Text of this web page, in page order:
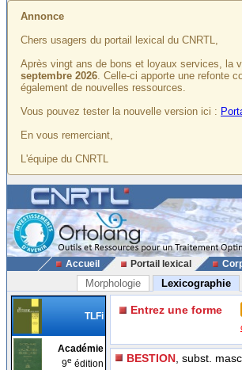
Annonce
Chers usagers du portail lexical du CNRTL,
Après vingt ans de bons et loyaux services, la
septembre 2026. Celle-ci apporte une refonte
également de nouvelles ressources.
Vous pouvez tester la nouvelle version ici :
En vous remerciant,
L'équipe du CNRTL
Accueil Portail lexical
Morphologie Lexicographie
TLFi
Académie
9e édition
Entrez une forme
BESTION , subst. masc.